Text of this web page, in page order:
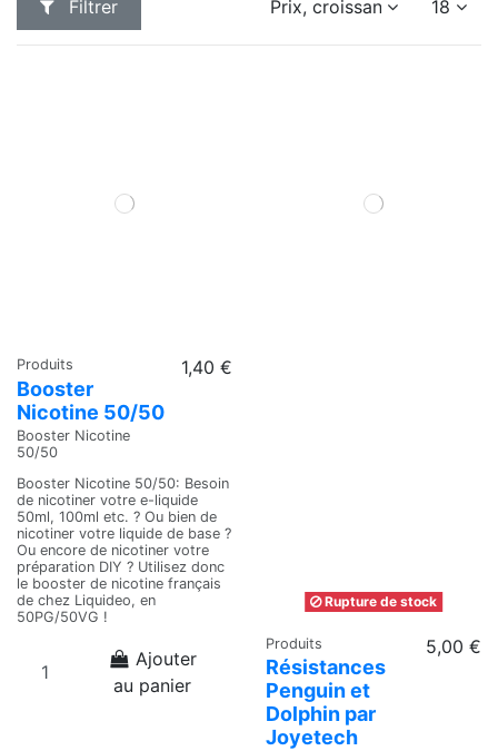
Filtrer Prix, croissant 18
Produits
Booster
Nicotine 50/50
Booster Nicotine
50/50
1,40 €
Booster Nicotine 50/50: Besoin
de nicotiner votre e-liquide
50ml, 100ml etc. ? Ou bien de
nicotiner votre liquide de base ?
Ou encore de nicotiner votre
préparation DIY ? Utilisez donc
le booster de nicotine français
de chez Liquideo, en
50PG/50VG !
Ajouter
au panier
Rupture de stock
Produits
Résistances
Penguin et
Dolphin par
Joyetech
5,00 €